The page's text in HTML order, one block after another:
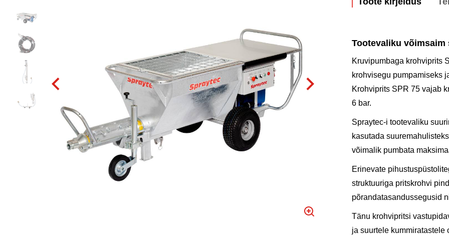
Tootevaliku võimsaim
Kruvipumbaga krohviprits
krohvisegu pumpamiseks
Krohviprits SPR 75 vajab
6 bar.
Spraytec-i tootevaliku
kasutada
võimalik pumbata
Erinevate
struktuuriga pritskrohvi
põrandatasandussegusid
Tänu krohvipritsi
ja suurtele kummiratastele